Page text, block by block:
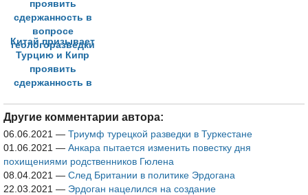
Китай призывает
Турцию и Кипр
проявить
сдержанность в
Другие комментарии автора:
06.06.2021 — Триумф турецкой разведки в Туркестане
01.06.2021 — Анкара пытается изменить повестку дня
похищениями родственников Гюлена
08.04.2021 — След Британии в политике Эрдогана
22.03.2021 — Эрдоган нацелился на создание